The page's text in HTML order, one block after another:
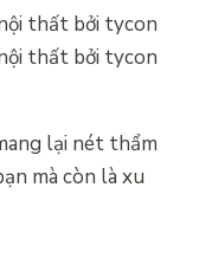
thất bởi tycon
thất bởi tycon
lại nét thẩm
mà còn là xu